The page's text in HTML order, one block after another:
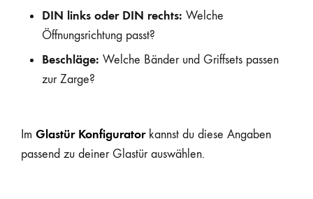
DIN links oder DIN rechts: Welche
Öffnungsrichtung passt?
Beschläge: Welche Bänder und Griffsets passen
zur Zarge?
Im Glastür Konfiguratorkannst du diese Angaben
passend zu deiner Glastür auswählen.